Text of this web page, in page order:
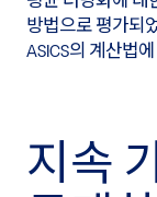
방법으로 평가되
ASICS의 계산법
지속